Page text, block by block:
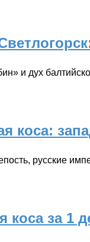
и дух
коса:
русские
коса за 1